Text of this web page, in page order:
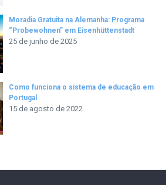
Moradia Gratuita na Alemanha: Programa
“Probewohnen” em Eisenhüttenstadt
25 de junho de 2025
Como funciona o sistema de educação em
Portugal
15 de agosto de 2022